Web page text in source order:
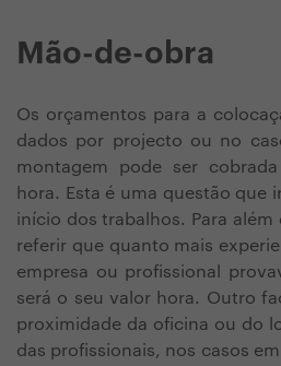
Mão-de-obra
Os orçamentos para a
dados por projecto ou no
montagem pode ser
hora. Esta é uma questão que
início dos trabalhos. Para
referir que quanto mais
empresa ou profissional
será o seu valor hora. Outro
proximidade da oficina ou do
das profissionais, nos casos